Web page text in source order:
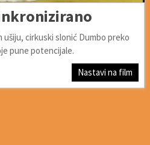
ušiju, cirkuski slonić Dumbo preko
pune potencijale.
Nastavi na film